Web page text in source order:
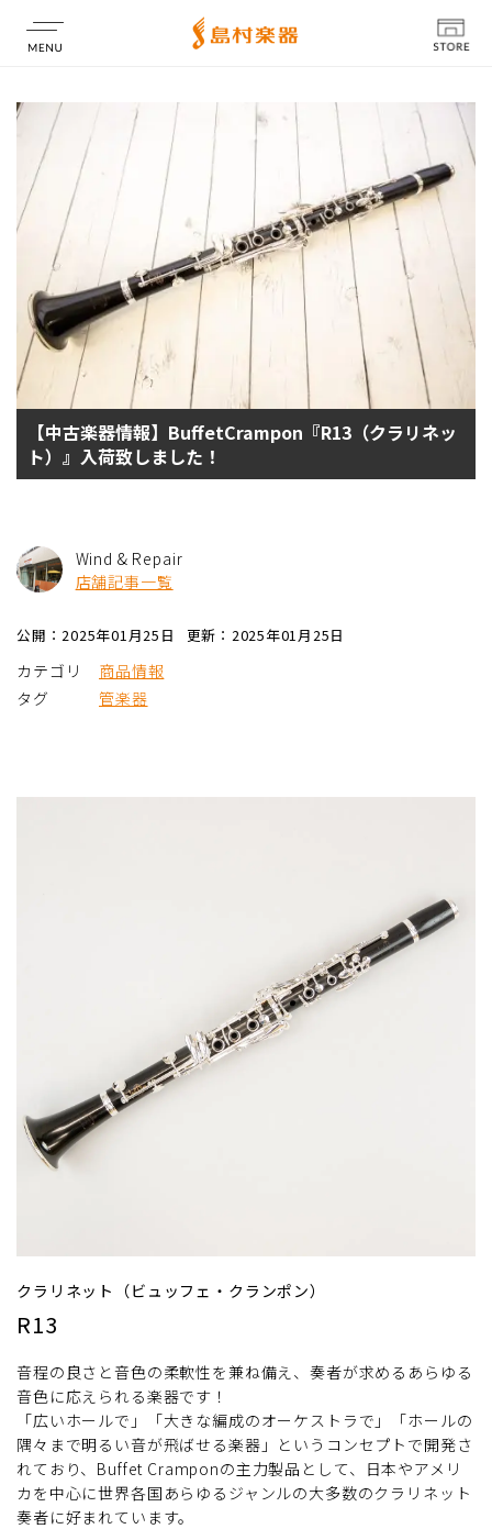
店舗情報
【中古楽器情報】BuffetCrampon『R13（クラリネッ
ト）』入荷致しました！
Wind & Repair
店舗記事一覧
公開：2025年01月25日 更新：2025年01月25日
カテゴリ
商品情報
タグ
管楽器
クラリネット（ビュッフェ・クランポン）
R13
音程の良さと音色の柔軟性を兼ね備え、奏者が求めるあらゆる
音色に応えられる楽器です！
「広いホールで」「大きな編成のオーケストラで」「ホールの
隅々まで明るい音が飛ばせる楽器」というコンセプトで開発さ
れており、Buffet Cramponの主力製品として、日本やアメリ
カを中心に世界各国あらゆるジャンルの大多数のクラリネット
奏者に好まれています。